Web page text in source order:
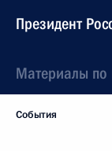
Президент
Материалы по
События